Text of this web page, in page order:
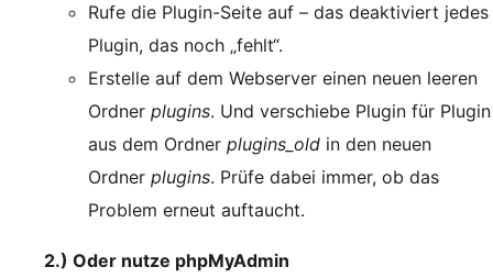
Rufe die Plugin-Seite auf – das deaktiviert jedes
Plugin, das noch „fehlt“.
Erstelle auf dem Webserver einen neuen leeren
Ordner plugins. Und verschiebe Plugin für Plugin
aus dem Ordner plugins_old in den neuen
Ordner plugins. Prüfe dabei immer, ob das
Problem erneut auftaucht.
2.) Oder nutze phpMyAdmin